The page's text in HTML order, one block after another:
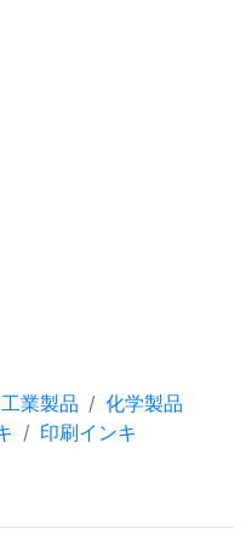
工業製品
化学製品
印刷インキ